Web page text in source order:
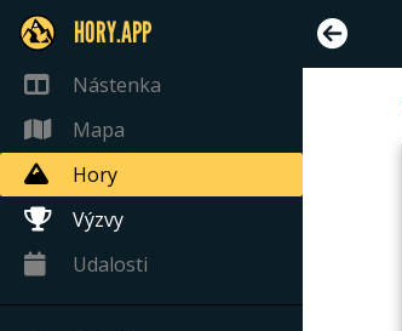
HORY.APP
Nástenka
Mapa
Hory
Výzvy
Udalosti